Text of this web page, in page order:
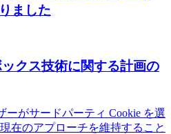
ました
クス技術に関する計画の
ーがサードパーティ Cookie を選
在のアプローチを維持すること